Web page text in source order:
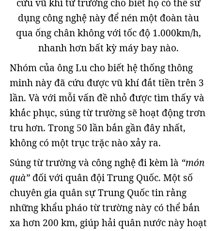
cứu vũ khí từ trường cho biết họ có thể sử
dụng công nghệ này để nén một đoàn tàu
qua ống chân không với tốc độ 1.000km/h,
nhanh hơn bất kỳ máy bay nào.
Nhóm của ông Lu cho biết hệ thống thông
minh này đã cứu được vũ khí đắt tiền trên 3
lần. Và với mỗi vấn đề nhỏ được tìm thấy và
khắc phục, súng từ trường sẽ hoạt động trơn
tru hơn. Trong 50 lần bắn gần đây nhất,
không có một trục trặc nào xảy ra.
Súng từ trường và công nghệ đi kèm là “món
quà” đối với quân đội Trung Quốc. Một số
chuyên gia quân sự Trung Quốc tin rằng
những khẩu pháo từ trường này có thể bắn
xa hơn 200 km, giúp hải quân nước này hoạt